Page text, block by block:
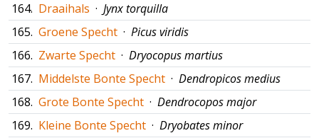
164. Draaihals · Jynx torquilla
165. Groene Specht · Picus viridis
166. Zwarte Specht · Dryocopus martius
167. Middelste Bonte Specht · Dendropicos medius
168. Grote Bonte Specht · Dendrocopos major
169. Kleine Bonte Specht · Dryobates minor